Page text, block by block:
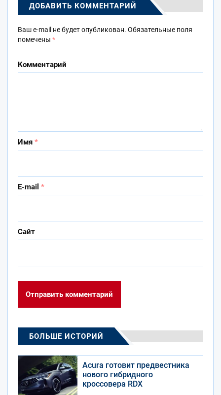
ДОБАВИТЬ КОММЕНТАРИЙ
Ваш e-mail не будет опубликован. Обязательные поля
помечены *
Комментарий
Имя *
E-mail *
Сайт
БОЛЬШЕ ИСТОРИЙ
Acura готовит предвестника
нового гибридного
кроссовера RDX